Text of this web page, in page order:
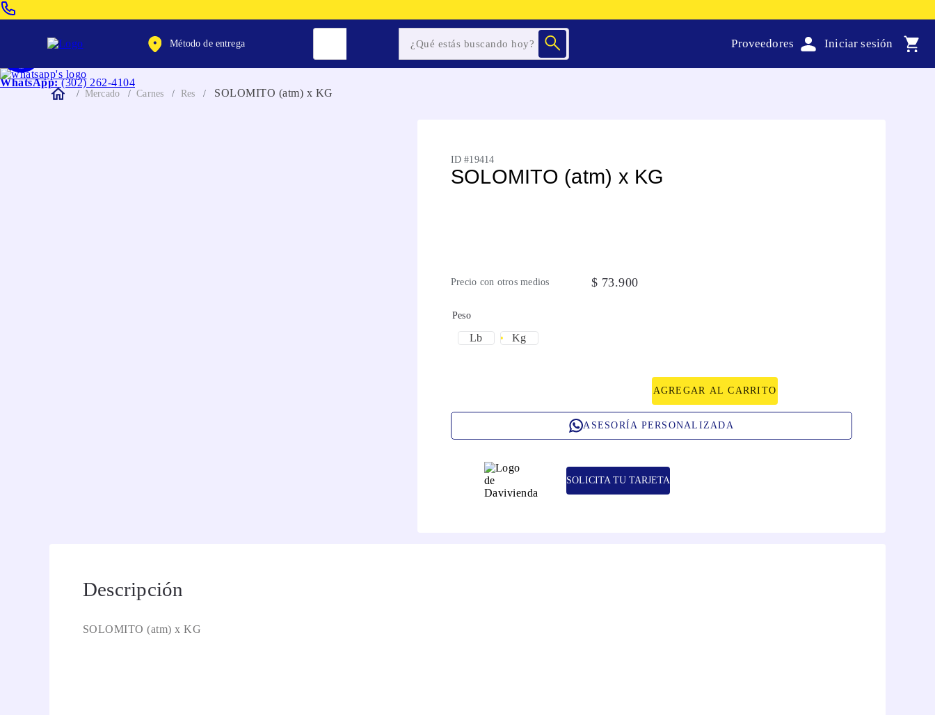
WhatsApp: (302) 262-4104
Método de entrega Proveedores
Mercado Carnes Res SOLOMITO (atm) x KG
ID #19414
SOLOMITO (atm) x KG
Precio con otros medios $ 73.900
Peso
Lb Kg
AGREGAR AL CARRITO
ASESORÍA PERSONALIZADA
SOLICITA TU TARJETA
Descripción
SOLOMITO (atm) x KG